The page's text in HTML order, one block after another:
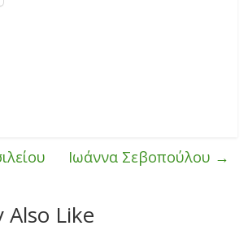
Ιωάννα Σεβοπούλου →
Also Like